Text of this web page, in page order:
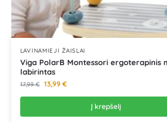
LAVINAMIEJI ŽAISLAI
Viga PolarB Montessori ergoterapinis
labirintas
17,99€ 13,99 €
Į krepšelį